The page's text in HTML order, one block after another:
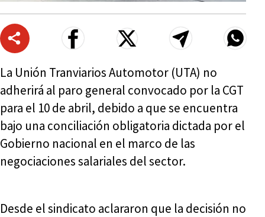
La Unión Tranviarios Automotor (UTA) no
adherirá al paro general convocado por la CGT
para el 10 de abril, debido a que se encuentra
bajo una conciliación obligatoria dictada por el
Gobierno nacional en el marco de las
negociaciones salariales del sector.
Desde el sindicato aclararon que la decisión no